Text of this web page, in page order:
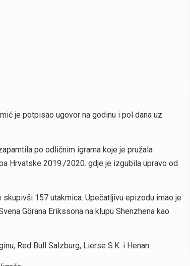
je potpisao ugovor na godinu i pol dana uz
po odličnim igrama koje je pružala
Hrvatske 2019./2020. gdje je izgubila upravo od
157 utakmica. Upečatljivu epizodu imao je
Görana Erikssona na klupu Shenzhena kao
Red Bull Salzburg, Lierse S.K. i Henan.